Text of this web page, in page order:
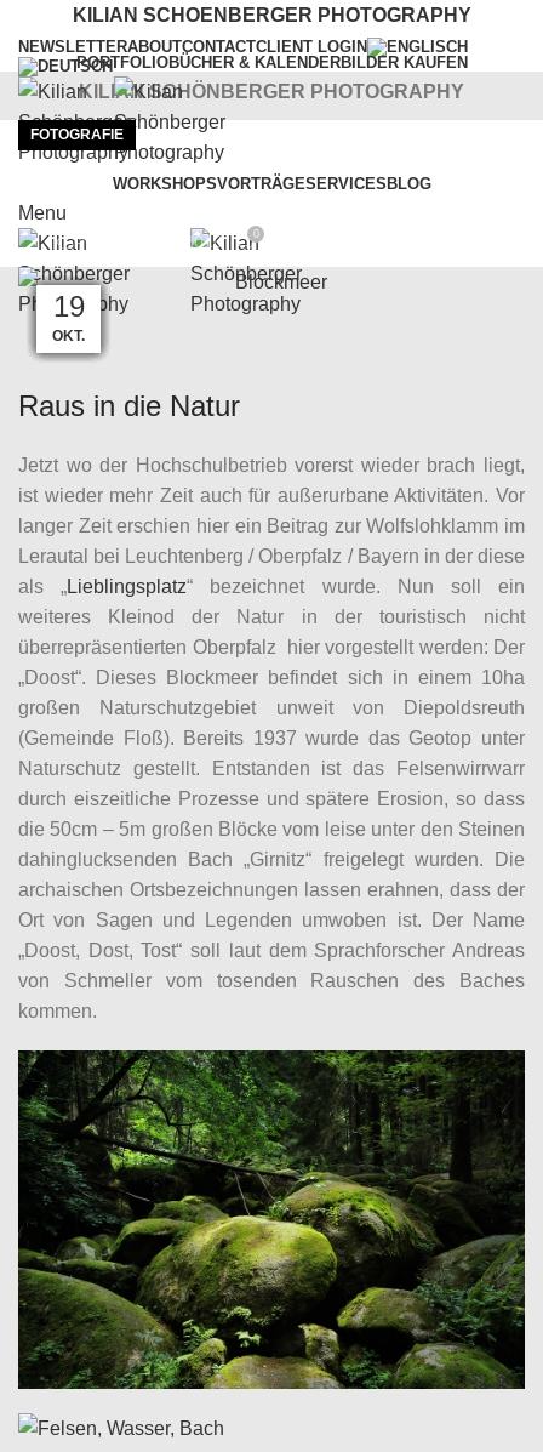
KILIAN SCHOENBERGER PHOTOGRAPHY
NEWSLETTERABOUTCONTACTCLIENT LOGIN
KILIAN SCHÖNBERGER PHOTOGRAPHY
PORTFOLIOBÜCHER & KALENDERBILDER KAUFEN
WORKSHOPSVORTRÄGESERVICES BLOG
Menu
FOTOGRAFIE
Verwunschene Plätze: Der Doost
KSP On 23. Juli 2010 0
Raus in die Natur
Jetzt wo der Hochschulbetrieb vorerst wieder brach liegt,
ist wieder mehr Zeit auch für außerurbane Aktivitäten. Vor
langer Zeit erschien hier ein Beitrag zur Wolfslohklamm im
Lerautal bei Leuchtenberg / Oberpfalz / Bayern in der diese
als „Lieblingsplatz“ bezeichnet wurde. Nun soll ein
weiteres Kleinod der Natur in der touristisch nicht
überrepräsentierten Oberpfalz hier vorgestellt werden: Der
„Doost“. Dieses Blockmeer befindet sich in einem 10ha
großen Naturschutzgebiet unweit von Diepoldsreuth
(Gemeinde Floß). Bereits 1937 wurde das Geotop unter
Naturschutz gestellt. Entstanden ist das Felsenwirrwarr
durch eiszeitliche Prozesse und spätere Erosion, so dass
die 50cm – 5m großen Blöcke vom leise unter den Steinen
dahinglucksenden Bach „Girnitz“ freigelegt wurden. Die
archaischen Ortsbezeichnungen lassen erahnen, dass der
Ort von Sagen und Legenden umwoben ist. Der Name
„Doost, Dost, Tost“ soll laut dem Sprachforscher Andreas
von Schmeller vom tosenden Rauschen des Baches
kommen.
21
MÄRZ
15
MÄRZ
15
MÄRZ
23
JULI
11
JUNI
06
FEB.
28
JAN.
08
JAN.
22
JUNI
04
APR.
02
MÄRZ
19
OKT.